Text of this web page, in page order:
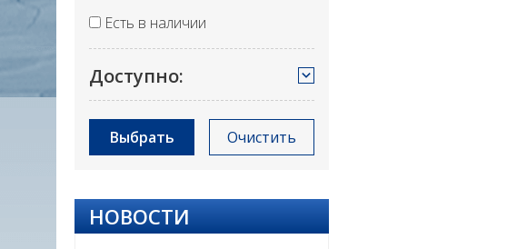
Есть в наличии
Доступно:
Выбрать Очистить
НОВОСТИ